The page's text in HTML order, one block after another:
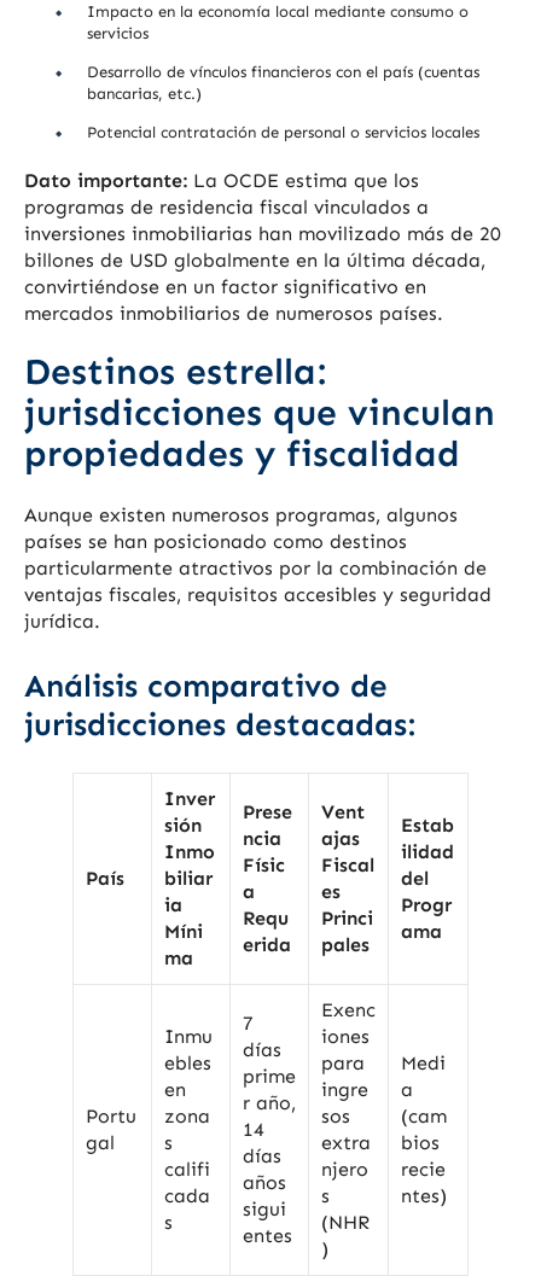
Impacto en la economía local mediante consumo o
servicios
Desarrollo de vínculos financieros con el país (cuentas
bancarias, etc.)
Potencial contratación de personal o servicios locales
Dato importante: La OCDE estima que los
programas de residencia fiscal vinculados a
inversiones inmobiliarias han movilizado más de 20
billones de USD globalmente en la última década,
convirtiéndose en un factor significativo en
mercados inmobiliarios de numerosos países.
Destinos estrella:
jurisdicciones que vinculan
propiedades y fiscalidad
Aunque existen numerosos programas, algunos
países se han posicionado como destinos
particularmente atractivos por la combinación de
ventajas fiscales, requisitos accesibles y seguridad
jurídica.
Análisis comparativo de
jurisdicciones destacadas:
País
Inver
sión
Inmo
biliar
ia
Míni
ma
Prese
ncia
Físic
a
Requ
erida
Vent
ajas
Fiscal
es
Princi
pales
Estab
ilidad
del
Progr
ama
Portu
gal
Inmu
ebles
en
zona
s
califi
cada
s
7
días
prime
r año,
14
días
años
sigui
entes
Exenc
iones
para
ingre
sos
extra
njero
s
(NHR
)
Medi
a
(cam
bios
recie
ntes)